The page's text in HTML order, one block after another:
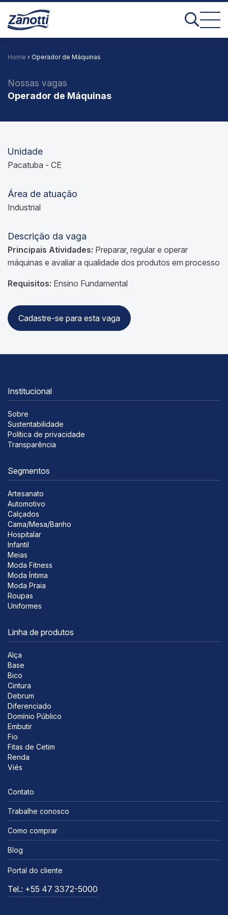
Home › Operador de Máquinas
Nossas vagas
Operador de Máquinas
Unidade
Pacatuba - CE
Área de atuação
Industrial
Descrição da vaga
Principais Atividades: Preparar, regular e operar
máquinas e avaliar a qualidade dos produtos em processo
Requisitos: Ensino Fundamental
Cadastre-se para esta vaga
Institucional
Sobre
Sustentabilidade
Política de privacidade
Transparência
Segmentos
Artesanato
Automotivo
Calçados
Cama/Mesa/Banho
Hospitalar
Infantil
Meias
Moda Fitness
Moda Íntima
Moda Praia
Roupas
Uniformes
Linha de produtos
Alça
Base
Bico
Cintura
Debrum
Diferenciado
Domínio Público
Embutir
Fio
Fitas de Cetim
Renda
Viés
Contato
Trabalhe conosco
Como comprar
Blog
Portal do cliente
Tel.: +55 47 3372-5000